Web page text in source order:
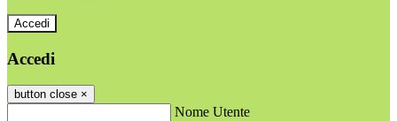
Accedi
Accedi
button close ×
Nome Utente